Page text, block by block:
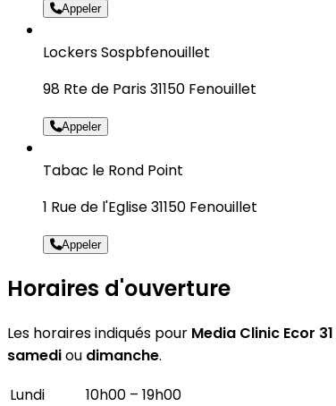
Appeler
Lockers Sospbfenouillet
98 Rte de Paris 31150 Fenouillet
Appeler
Tabac le Rond Point
1 Rue de l'Eglise 31150 Fenouillet
Appeler
Horaires d'ouverture
Les horaires indiqués pour Media Clinic Ecor 31
samediou dimanche.
Lundi
10h00 – 19h00